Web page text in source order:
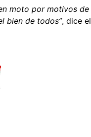
moto por motivos de
bien de todos”, dice el